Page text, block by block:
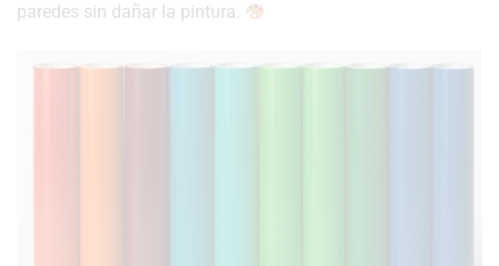
paredes sin dañar la pintura.